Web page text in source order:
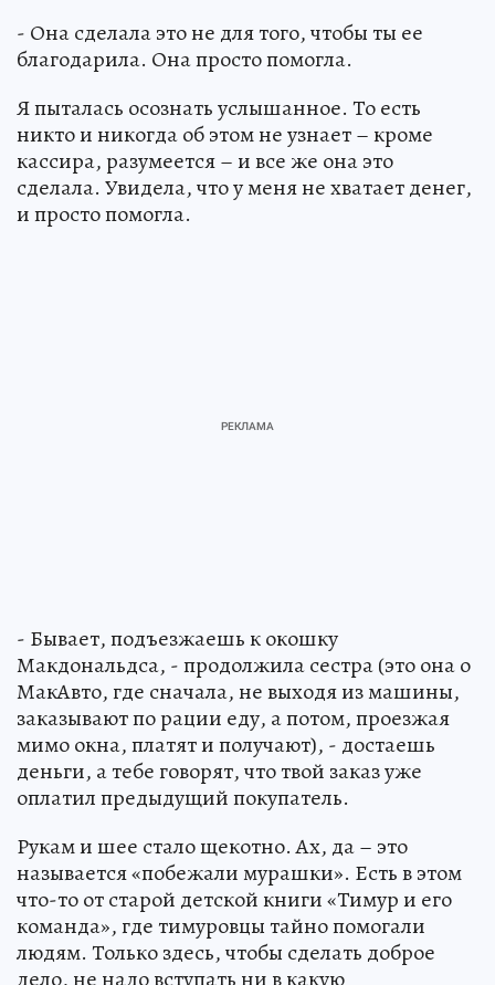
- Она сделала это не для того, чтобы ты ее
благодарила. Она просто помогла.
Я пыталась осознать услышанное. То есть
никто и никогда об этом не узнает – кроме
кассира, разумеется – и все же она это
сделала. Увидела, что у меня не хватает денег,
и просто помогла.
- Бывает, подъезжаешь к окошку
Макдональдса, - продолжила сестра (это она о
МакАвто, где сначала, не выходя из машины,
заказывают по рации еду, а потом, проезжая
мимо окна, платят и получают), - достаешь
деньги, а тебе говорят, что твой заказ уже
оплатил предыдущий покупатель.
Рукам и шее стало щекотно. Ах, да – это
называется «побежали мурашки». Есть в этом
что-то от старой детской книги «Тимур и его
команда», где тимуровцы тайно помогали
людям. Только здесь, чтобы сделать доброе
дело, не надо вступать ни в какую